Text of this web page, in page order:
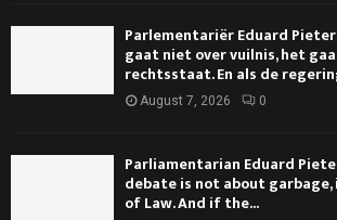
Parlementariër Eduard
gaat niet over vuilnis, het
rechtsstaat. En als de
August 7, 2026 0
Parliamentarian Eduard
debate is not about
of Law. And if the...